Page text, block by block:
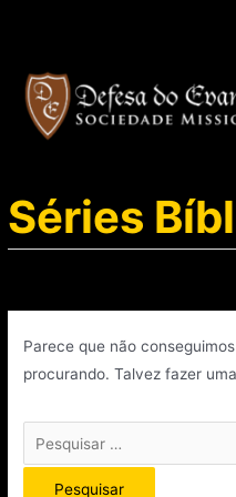
Séries
Parece que não
procurando. Talvez fazer